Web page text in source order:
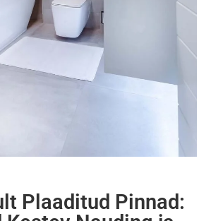
Plaaditud Pinnad: